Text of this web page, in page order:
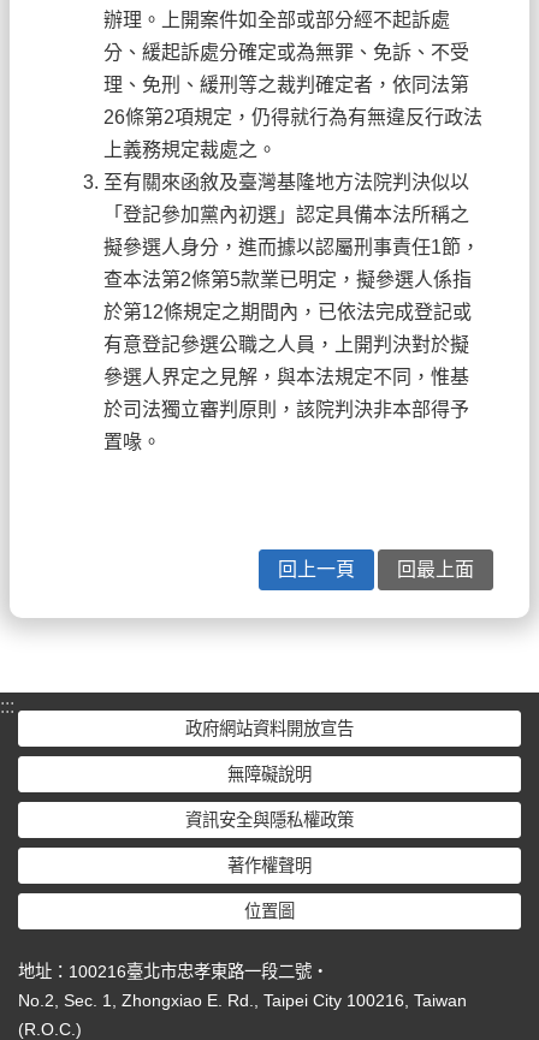
辦理。上開案件如全部或部分經不起訴處
分、緩起訴處分確定或為無罪、免訴、不受
理、免刑、緩刑等之裁判確定者，依同法第
26條第2項規定，仍得就行為有無違反行政法
上義務規定裁處之。
至有關來函敘及臺灣基隆地方法院判決似以
「登記參加黨內初選」認定具備本法所稱之
擬參選人身分，進而據以認屬刑事責任1節，
查本法第2條第5款業已明定，擬參選人係指
於第12條規定之期間內，已依法完成登記或
有意登記參選公職之人員，上開判決對於擬
參選人界定之見解，與本法規定不同，惟基
於司法獨立審判原則，該院判決非本部得予
置喙。
回上一頁 回最上面
:::
政府網站資料開放宣告
無障礙說明
資訊安全與隱私權政策
著作權聲明
位置圖
地址：100216臺北市忠孝東路一段二號‧
No.2, Sec. 1, Zhongxiao E. Rd., Taipei City 100216, Taiwan
(R.O.C.)